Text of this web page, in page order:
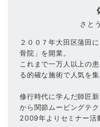
さと
２００７年大田区蒲田
骨院」を開業。
これまで一万人以上の
る的確な施術で人気を集
修行時代に学んだ師匠
から関節ムービングテ
2009年よりセミナー活